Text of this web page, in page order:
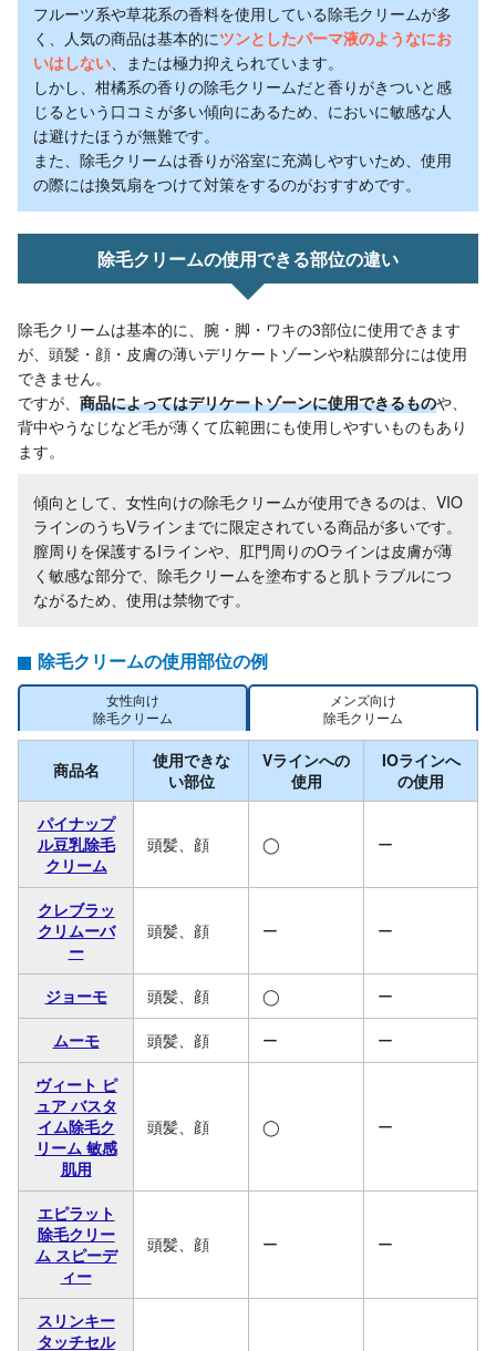
フルーツ系や草花系の香料を使用している除毛クリームが多
く、人気の商品は基本的にツンとしたパーマ液のようなにお
いはしない 、または極力抑えられています。
しかし、柑橘系の香りの除毛クリームだと香りがきついと感
じるという口コミが多い傾向にあるため、においに敏感な人
は避けたほうが無難です。
また、除毛クリームは香りが浴室に充満しやすいため、使用
の際には換気扇をつけて対策をするのがおすすめです。
除毛クリームの使用できる部位の違い
除毛クリームは基本的に、腕・脚・ワキの3部位に使用できます
が、頭髪・顔・皮膚の薄いデリケートゾーンや粘膜部分には使用
できません。
ですが、 商品によってはデリケートゾーンに使用できるものや、
背中やうなじなど毛が薄くて広範囲にも使用しやすいものもあり
ます。
傾向として、女性向けの除毛クリームが使用できるのは、VIO
ラインのうちVラインまでに限定されている商品が多いです。
膣周りを保護するIラインや、肛門周りのOラインは皮膚が薄
く敏感な部分で、除毛クリームを塗布すると肌トラブルにつ
ながるため、使用は禁物です。
除毛クリームの使用部位の例
女性向け
除毛クリーム
メンズ向け
除毛クリーム
商品名
使用できな
い部位
Vラインへの
使用
IOラインへ
の使用
パイナップ
ル豆乳除毛
クリーム
頭髪、顔 ◯ ー
クレブラッ
クリムーバ
ー
頭髪、顔 ー ー
ジョーモ 頭髪、顔 ◯
ー
ムーモ
頭髪、顔 ー
ー
ヴィート ピ
ュア バスタ
イム除毛ク
リーム 敏感
肌用
頭髪、顔 ◯ ー
エピラット
除毛クリー
ム スピーデ
ィー
頭髪、顔 ー ー
スリンキー
タッチセル